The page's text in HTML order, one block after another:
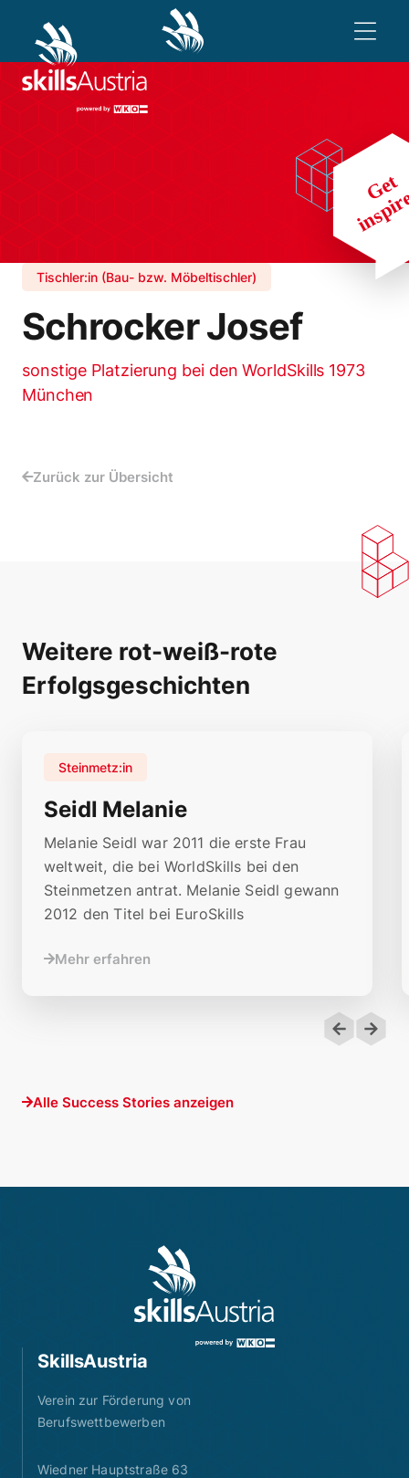
Tischler:in (Bau- bzw. Möbeltischler)
Schrocker Josef
sonstige Platzierung bei den WorldSkills 1973
München
Zurück zur Übersicht
Weitere rot-weiß-rote
Erfolgsgeschichten
Seidl Melanie
Steinmetz:in
Melanie Seidl war 2011 die erste Frau
weltweit, die bei WorldSkills bei den
Steinmetzen antrat. Melanie Seidl gewann
2012 den Titel bei EuroSkills
Mehr erfahren
Alle Success Stories anzeigen
SkillsAustria
Verein zur Förderung von
Berufswettbewerben
Wiedner Hauptstraße 63